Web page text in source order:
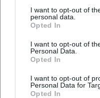
I want to opt-out of
personal data.
Opted In
I want to opt-out of
Personal Data.
Opted In
I want to opt-out of
Personal Data for
Opted In
Tickets buchen